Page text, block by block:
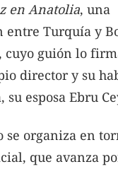
en Anatolia, una
entre Turquía y
cuyo guión lo
director y su
su esposa Ebru
se organiza en
que avanza